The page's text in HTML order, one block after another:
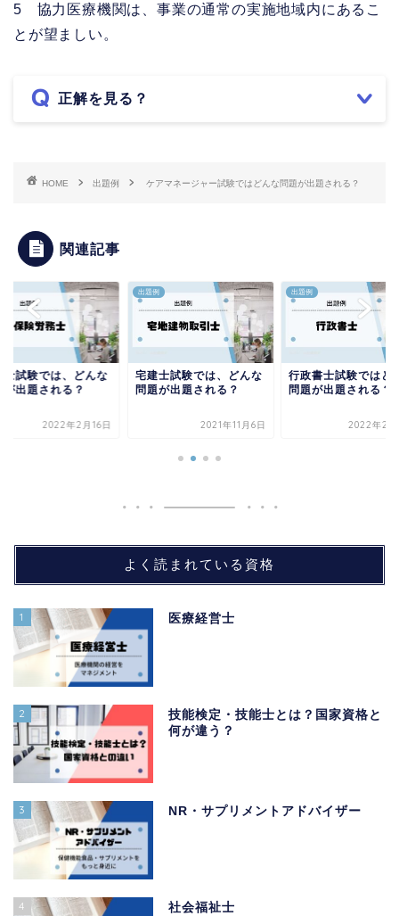
5 協力医療機関は、事業の通常の実施地域内にあるこ
とが望ましい。
正解を見る？
HOME 出題例 ケアマネージャー試験ではどんな問題が出題される？
関連記事
士試験では、どんな
が出題される？
2022年2月16日
出題例
宅建士試験では、どんな
問題が出題される？
2021年11月6日
出題例
行政書士試験ではど
問題が出題される？
2022年2
よく読まれている資格
1 医療経営士
2
技能検定・技能士とは？国家資格と
何が違う？
3 NR・サプリメントアドバイザー
4 社会福祉士